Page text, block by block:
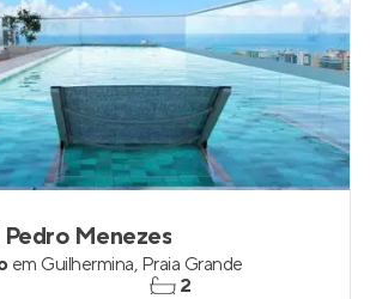
Menezes
em Guilhermina, Praia Grande
2